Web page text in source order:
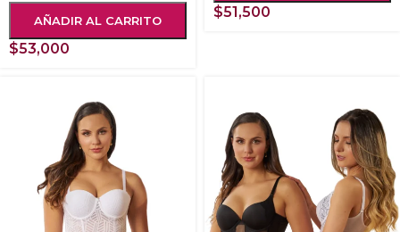
AÑADIR AL CARRITO
$53,000
$51,500